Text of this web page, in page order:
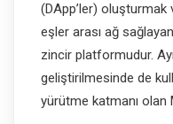
(DApp’ler) oluşturmak
eşler arası ağ
zincir platformudur.
geliştirilmesinde de
yürütme katmanı olan